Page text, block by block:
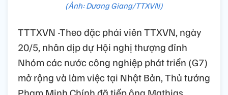
(Ảnh: Dương Giang/TTXVN)
TTTXVN -Theo đặc phái viên TTXVN, ngày
20/5, nhân dịp dự Hội nghị thượng đỉnh
Nhóm các nước công nghiệp phát triển (G7)
mở rộng và làm việc tại Nhật Bản, Thủ tướng